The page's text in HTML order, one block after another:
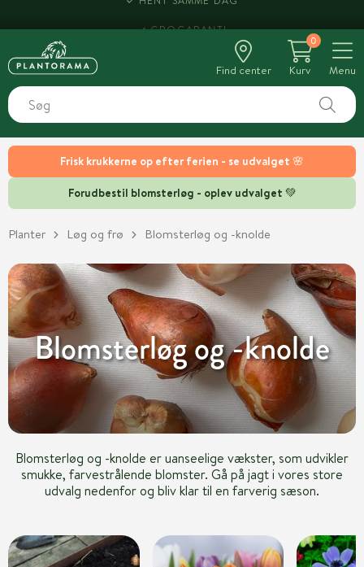
Frisk krukkerne op efter ferien - se udvalget 🌸
Forudbestil blomsterløg - oplev udvalget 💚
Find center
0
Kurv
Menu
Planter Løg og frø Blomsterløg og -knolde
Blomsterløg og -knolde
Blomsterløg og -knolde er uanseelige vækster, som udvikler
smukke, farvestrålende blomster. Gå på jagt i vores store
udvalg nedenfor og bliv klar til en farverig sæson.